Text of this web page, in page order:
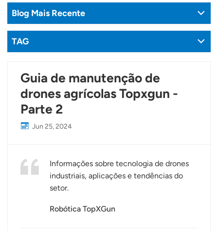
Tiếng Việt
Blog Mais Recente
TAG
Guia de manutenção de
drones agrícolas Topxgun -
Parte 2
Jun 25, 2024
Informações sobre tecnologia de drones
industriais, aplicações e tendências do
setor.
Robótica TopXGun